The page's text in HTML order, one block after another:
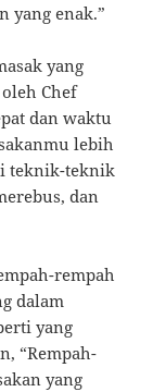
yang enak.”
yang
Chef
dan waktu
lebih
teknik-teknik
dan
rempah
dalam
yang
“Rempah-
yang